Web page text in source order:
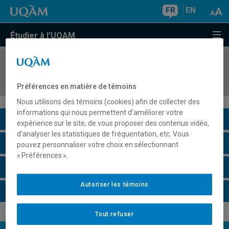
FR EN
Étudier à l'UQAM
COURS//
Description du cours
Horaire - Été 2026
Préférences en matière de témoins
Nous utilisons des témoins (cookies) afin de collecter des
informations qui nous permettent d’améliorer votre
expérience sur le site, de vous proposer des contenus vidéo,
d’analyser les statistiques de fréquentation, etc. Vous
pouvez personnaliser votre choix en sélectionnant
« Préférences ».
Tout refuser
Autoriser les témoins